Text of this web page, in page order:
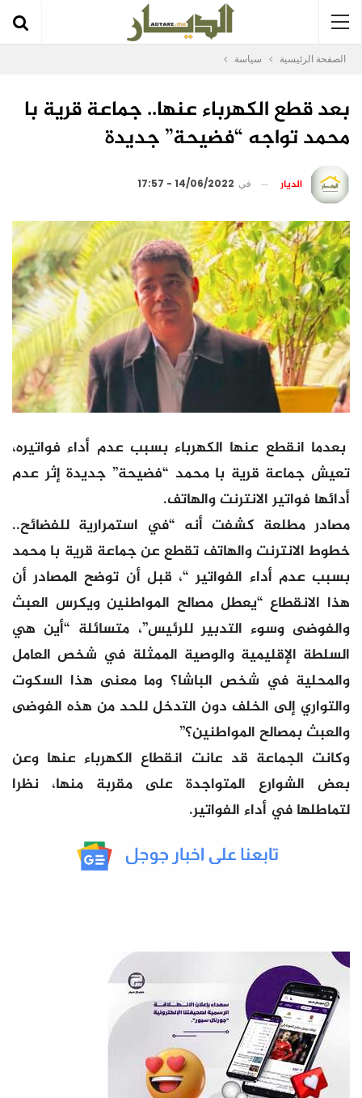
الصفحة الرئيسية سياسة
بعد قطع الكهرباء عنها.. جماعة قرية با
محمد تواجه “فضيحة” جديدة
الديار في 14/06/2022 - 17:57
بعدما انقطع عنها الكهرباء بسبب عدم أداء فواتيره،
تعيش جماعة قرية با محمد “فضيحة” جديدة إثر عدم
أدائها فواتير الانترنت والهاتف.
مصادر مطلعة كشفت أنه “في استمرارية للفضائح..
خطوط الانترنت والهاتف تقطع عن جماعة قرية با محمد
بسبب عدم أداء الفواتير “، قبل أن توضح المصادر أن
هذا الانقطاع “يعطل مصالح المواطنين ويكرس العبث
والفوضى وسوء التدبير للرئيس”، متسائلة “أين هي
السلطة الإقليمية والوصية الممثلة في شخص العامل
والمحلية في شخص الباشا؟ وما معنى هذا السكوت
والتواري إلى الخلف دون التدخل للحد من هذه الفوضى
والعبث بمصالح المواطنين؟”
وكانت الجماعة قد عانت انقطاع الكهرباء عنها وعن
بعض الشوارع المتواجدة على مقربة منها، نظرا
لتماطلها في أداء الفواتير.